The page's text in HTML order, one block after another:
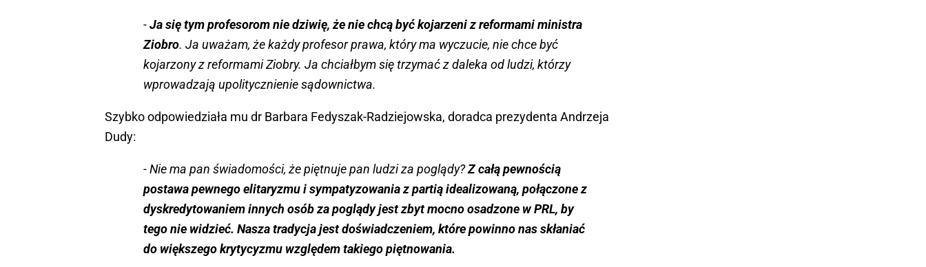
-Ja się tym profesorom nie dziwię, że nie chcą być kojarzeni z reformami ministra
Ziobro. Ja uważam, że każdy profesor prawa, który ma wyczucie, nie chce być
kojarzony z reformami Ziobry. Ja chciałbym się trzymać z daleka od ludzi, którzy
wprowadzają upolitycznienie sądownictwa.
Szybko odpowiedziała mu dr Barbara Fedyszak-Radziejowska, doradca prezydenta Andrzeja
Dudy:
- Nie ma pan świadomości, że piętnuje pan ludzi za poglądy?Z całą pewnością
postawa pewnego elitaryzmu i sympatyzowania z partią idealizowaną, połączone z
dyskredytowaniem innych osób za poglądy jest zbyt mocno osadzone w PRL, by
tego nie widzieć. Nasza tradycja jest doświadczeniem, które powinno nas skłaniać
do większego krytycyzmu względem takiego piętnowania.